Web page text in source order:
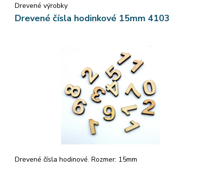
Drevené výrobky
Drevené čísla hodinkové 15mm 4103
Drevené čísla hodinové. Rozmer: 15mm